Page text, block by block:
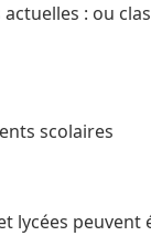
: ou
scolaires
lycées peuvent